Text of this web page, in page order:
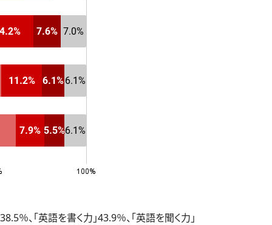
、「英語を書く力」43.9％、「英語を聞く力」